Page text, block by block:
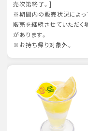
売次第終了。]
※期間内の販売状況によっ
販売を継続させていただく
があります。
※お持ち帰り対象外。